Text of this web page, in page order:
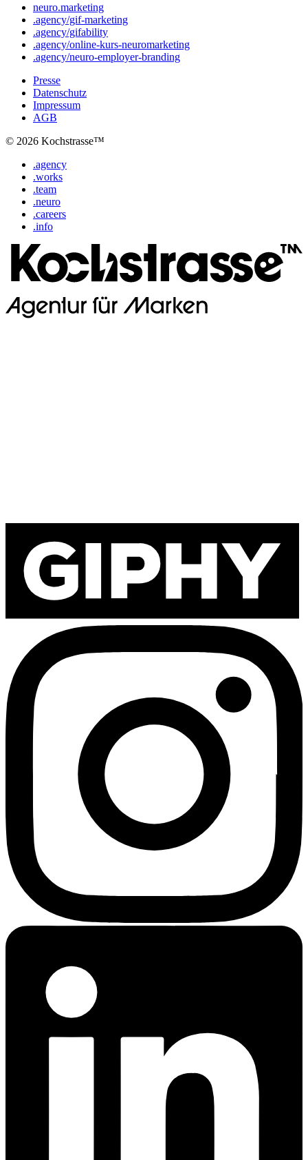
neuro.marketing
.agency/gif-marketing
.agency/gifability
.agency/online-kurs-neuromarketing
.agency/neuro-employer-branding
Presse
Datenschutz
Impressum
AGB
© 2026 Kochstrasse™
.agency
.works
.team
.neuro
.careers
.info